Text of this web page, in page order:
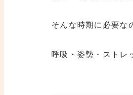
そんな時期に必要な
呼吸・姿勢・ストレ